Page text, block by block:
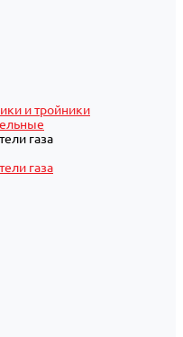
и тройники
газа
газа